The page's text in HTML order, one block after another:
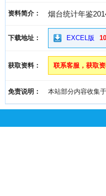
资料简介： 烟台统计年鉴
下载地址： EXCEL版
获取资料： 联系客服，获取
免责说明： 本站部分内容收集